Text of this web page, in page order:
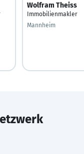
Wolfram Theiss
Immobilienmakler
Mannheim